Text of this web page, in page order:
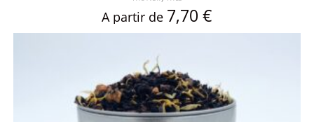
A partir de 7,70 €